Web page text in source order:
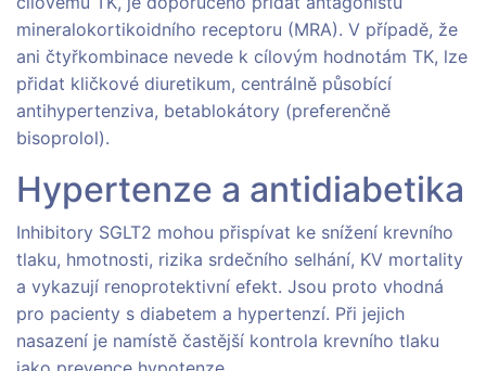
mineralokortikoidního receptoru (MRA). V případě, že
ani čtyřkombinace nevede k cílovým hodnotám TK, lze
přidat kličkové diuretikum, centrálně působící
antihypertenziva, betablokátory (preferenčně
bisoprolol).
Hypertenze a antidiabetika
Inhibitory SGLT2 mohou přispívat ke snížení krevního
tlaku, hmotnosti, rizika srdečního selhání, KV mortality
a vykazují renoprotektivní efekt. Jsou proto vhodná
pro pacienty s diabetem a hypertenzí. Při jejich
nasazení je namístě častější kontrola krevního tlaku